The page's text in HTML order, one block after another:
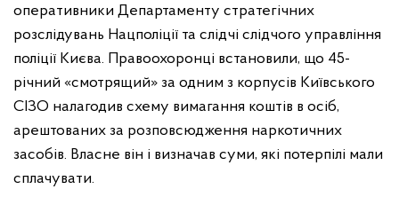
оперативники Департаменту стратегічних
розслідувань Нацполіції та слідчі слідчого управління
поліції Києва. Правоохоронці встановили, що 45-
річний «смотрящий» за одним з корпусів Київського
СІЗО налагодив схему вимагання коштів в осіб,
арештованих за розповсюдження наркотичних
засобів. Власне він і визначав суми, які потерпілі мали
сплачувати.